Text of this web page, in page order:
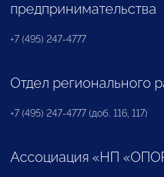
предпринимательства
+7 (495) 247-4777
Отдел регионального
+7 (495) 247-4777 (доб. 116, 117)
Ассоциация «НП